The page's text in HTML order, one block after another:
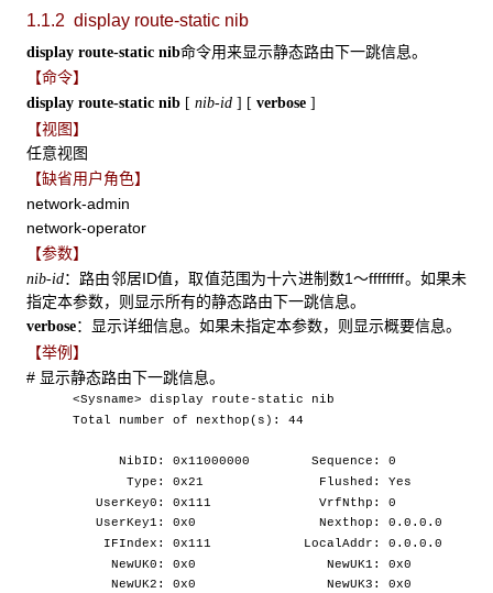
1.1.2 display route-static nib
display route-static nib命令用来显示静态路由下一跳信息。
【命令】
display route-static nib [ nib-id ] [ verbose ]
【视图】
任意视图
【缺省用户角色】
network-admin
network-operator
【参数】
nib-id：路由邻居ID值，取值范围为十六进制数1～ffffffff。如果未
指定本参数，则显示所有的静态路由下一跳信息。
verbose：显示详细信息。如果未指定本参数，则显示概要信息。
【举例】
# 显示静态路由下一跳信息。
<Sysname> display route-static nib
Total number of nexthop(s): 44
NibID: 0x11000000 Sequence: 0
Type: 0x21 Flushed: Yes
UserKey0: 0x111 VrfNthp: 0
UserKey1: 0x0 Nexthop: 0.0.0.0
IFIndex: 0x111 LocalAddr: 0.0.0.0
NewUK0: 0x0 NewUK1: 0x0
NewUK2: 0x0 NewUK3: 0x0